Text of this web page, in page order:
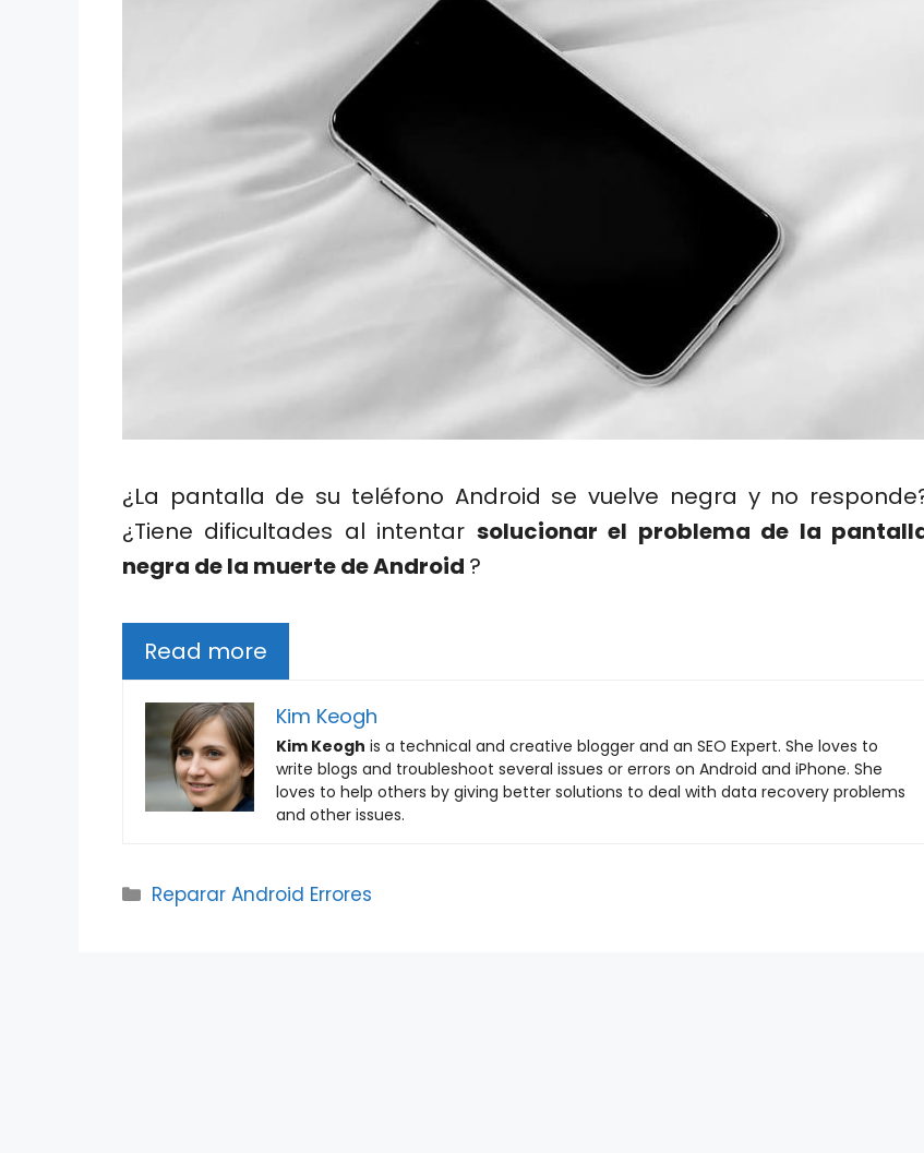
¿La pantalla de su teléfono Android se vuelve negra y no
¿Tiene dificultades al intentar solucionar el problema de la
negra de la muerte de Android ?
Read more
Kim Keogh
Kim Keogh is a technical and creative blogger and an SEO Expert. She loves to
write blogs and troubleshoot several issues or errors on Android and iPhone. She
loves to help others by giving better solutions to deal with data recovery problems
and other issues.
Categories
Reparar Android Errores